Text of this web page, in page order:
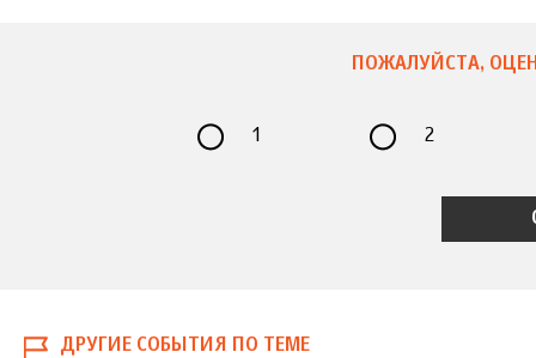
ПОЖАЛУЙСТА,
1 2
ДРУГИЕ СОБЫТИЯ ПО ТЕМЕ